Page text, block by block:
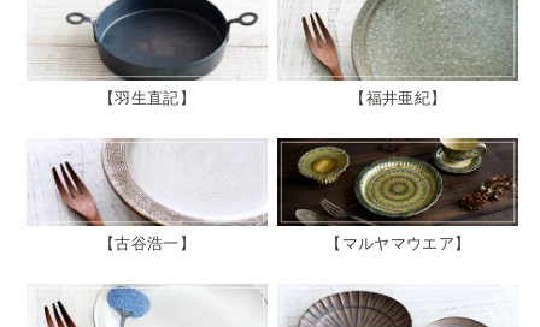
羽生直記 福井亜紀
古谷浩一 マルヤマウエア